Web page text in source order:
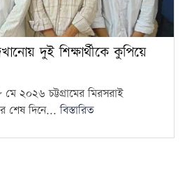
দুই শিক্ষার্থীকে কুপিয়ে
২০২৬ চট্টগ্রামের মিরসরাই
শেষ দিনে...বিস্তারিত